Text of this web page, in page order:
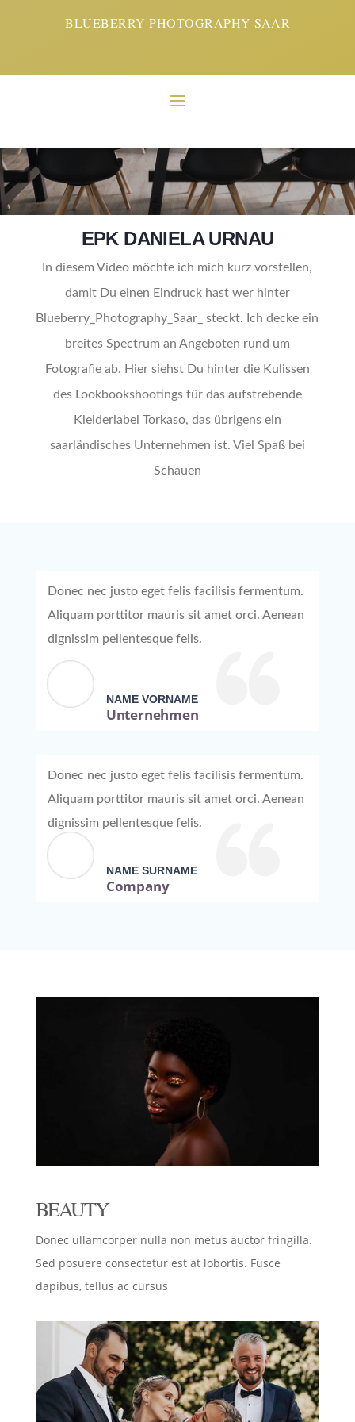
BLUEBERRY PHOTOGRAPHY SAAR
KIDS
EPK DANIELA URNAU
In diesem Video möchte ich mich kurz vorstellen,
damit Du einen Eindruck hast wer hinter
Blueberry_Photography_Saar_ steckt. Ich decke ein
breites Spectrum an Angeboten rund um
Fotografie ab. Hier siehst Du hinter die Kulissen
des Lookbookshootings für das aufstrebende
Kleiderlabel Torkaso, das übrigens ein
saarländisches Unternehmen ist. Viel Spaß bei
Schauen
Donec nec justo eget felis facilisis fermentum.
Aliquam porttitor mauris sit amet orci. Aenean
dignissim pellentesque felis.
NAME VORNAME
Unternehmen
Donec nec justo eget felis facilisis fermentum.
Aliquam porttitor mauris sit amet orci. Aenean
dignissim pellentesque felis.
NAME SURNAME
Company
BEAUTY
Donec ullamcorper nulla non metus auctor fringilla.
Sed posuere consectetur est at lobortis. Fusce
dapibus, tellus ac cursus